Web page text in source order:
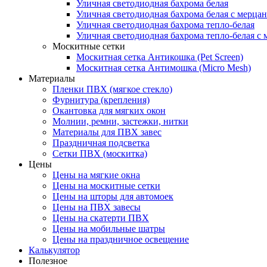
Уличная светодиодная бахрома белая
Уличная светодиодная бахрома белая с
Уличная светодиодная бахрома тепло-белая
Уличная светодиодная бахрома тепло-белая с
Москитные сетки
Москитная сетка Антикошка (Pet Screen)
Москитная сетка Антимошка (Micro Mesh)
Материалы
Пленки ПВХ (мягкое стекло)
Фурнитура (крепления)
Окантовка для мягких окон
Молнии, ремни, застежки, нитки
Материалы для ПВХ завес
Праздничная подсветка
Сетки ПВХ (москитка)
Цены
Цены на мягкие окна
Цены на москитные сетки
Цены на шторы для автомоек
Цены на ПВХ завесы
Цены на скатерти ПВХ
Цены на мобильные шатры
Цены на праздничное освещение
Калькулятор
Полезное